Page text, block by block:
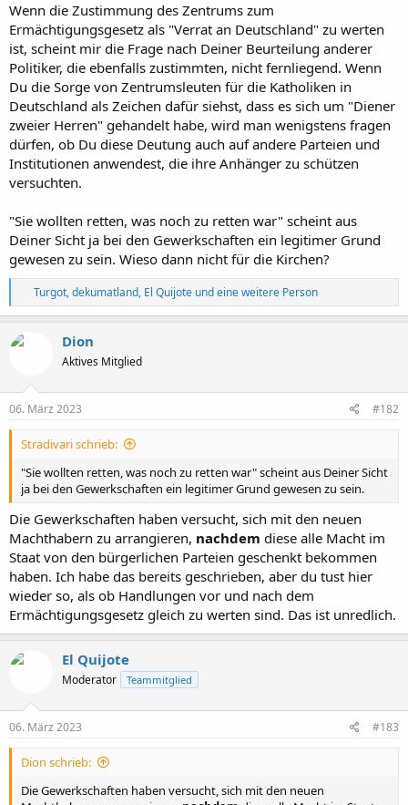
zuzustimmen“.
Wenn die Zustimmung des Zentrums zum
Ermächtigungsgesetz als "Verrat an Deutschland" zu werten
ist, scheint mir die Frage nach Deiner Beurteilung anderer
Politiker, die ebenfalls zustimmten, nicht fernliegend. Wenn
Du die Sorge von Zentrumsleuten für die Katholiken in
Deutschland als Zeichen dafür siehst, dass es sich um "Diener
zweier Herren" gehandelt habe, wird man wenigstens fragen
dürfen, ob Du diese Deutung auch auf andere Parteien und
Institutionen anwendest, die ihre Anhänger zu schützen
versuchten.
"Sie wollten retten, was noch zu retten war" scheint aus
Deiner Sicht ja bei den Gewerkschaften ein legitimer Grund
gewesen zu sein. Wieso dann nicht für die Kirchen?
R
e
a
n
e
Turgot,dekumatland, El Quijote und eine weitere Person
Dion
Aktives Mitglied
06. März 2023 #182
Stradivari schrieb:
"Sie wollten retten, was noch zu retten war" scheint aus Deiner Sicht
ja bei den Gewerkschaften ein legitimer Grund gewesen zu sein.
Die Gewerkschaften haben versucht, sich mit den neuen
Machthabern zu arrangieren, nachdem diese alle Macht im
Staat von den bürgerlichen Parteien geschenkt bekommen
haben. Ich habe das bereits geschrieben, aber du tust hier
wieder so, als ob Handlungen vor und nach dem
Ermächtigungsgesetz gleich zu werten sind. Das ist unredlich.
El Quijote
Moderator Teammitglied
06. März 2023 #183
Dion schrieb:
Die Gewerkschaften haben versucht, sich mit den neuen